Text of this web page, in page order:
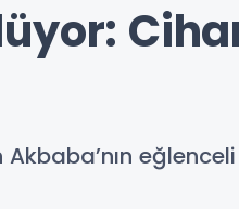
Akbaba’nın